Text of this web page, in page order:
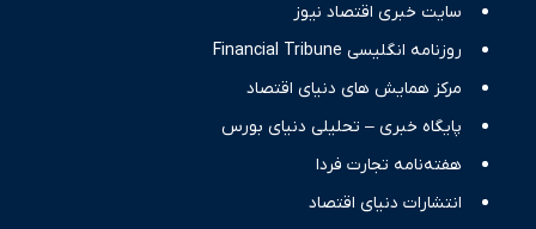
سایت خبری اقتصاد نیوز
روزنامه انگلیسی Financial Tribune
مرکز همایش های دنیای اقتصاد
پایگاه خبری – تحلیلی دنیای بورس
هفته‌نامه تجارت فردا
انتشارات دنیای اقتصاد